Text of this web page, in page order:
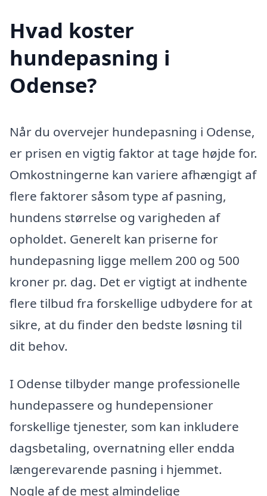
Hvad koster
hundepasning i
Odense?
Når du overvejer hundepasning i Odense,
er prisen en vigtig faktor at tage højde for.
Omkostningerne kan variere afhængigt af
flere faktorer såsom type af pasning,
hundens størrelse og varigheden af
opholdet. Generelt kan priserne for
hundepasning ligge mellem 200 og 500
kroner pr. dag. Det er vigtigt at indhente
flere tilbud fra forskellige udbydere for at
sikre, at du finder den bedste løsning til
dit behov.
I Odense tilbyder mange professionelle
hundepassere og hundepensioner
forskellige tjenester, som kan inkludere
dagsbetaling, overnatning eller endda
længerevarende pasning i hjemmet.
Nogle af de mest almindelige